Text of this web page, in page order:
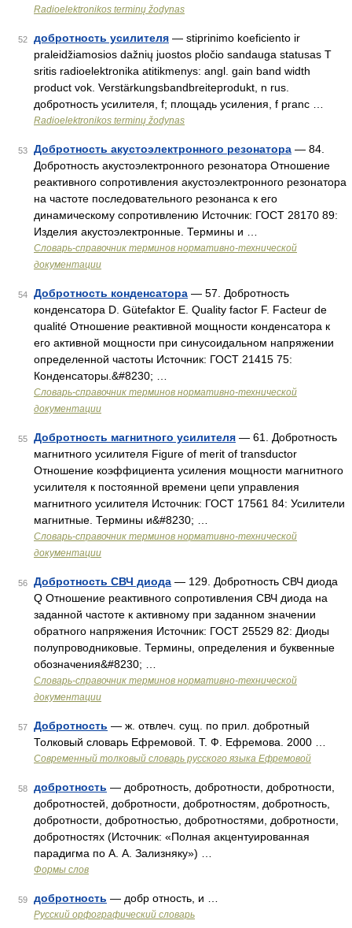
Radioelektronikos terminų žodynas
52 добротность усилителя — stiprinimo koeficiento ir
praleidžiamosios dažnių juostos pločio sandauga statusas T
sritis radioelektronika atitikmenys: angl. gain band width
product vok. Verstärkungsbandbreiteprodukt, n rus.
добротность усилителя, f; площадь усиления, f pranc …
Radioelektronikos terminų žodynas
53 Добротность акустоэлектронного резонатора — 84.
Добротность акустоэлектронного резонатора Отношение
реактивного сопротивления акустоэлектронного резонатора
на частоте последовательного резонанса к его
динамическому сопротивлению Источник: ГОСТ 28170 89:
Изделия акустоэлектронные. Термины и …
Словарь-справочник терминов нормативно-технической
документации
54 Добротность конденсатора — 57. Добротность
конденсатора D. Gütefaktor E. Quality factor F. Facteur de
qualité Отношение реактивной мощности конденсатора к
его активной мощности при синусоидальном напряжении
определенной частоты Источник: ГОСТ 21415 75:
Конденсаторы.&#8230; …
Словарь-справочник терминов нормативно-технической
документации
55 Добротность магнитного усилителя — 61. Добротность
магнитного усилителя Figure of merit of transductor
Отношение коэффициента усиления мощности магнитного
усилителя к постоянной времени цепи управления
магнитного усилителя Источник: ГОСТ 17561 84: Усилители
магнитные. Термины и&#8230; …
Словарь-справочник терминов нормативно-технической
документации
56 Добротность СВЧ диода — 129. Добротность СВЧ диода
Q Отношение реактивного сопротивления СВЧ диода на
заданной частоте к активному при заданном значении
обратного напряжения Источник: ГОСТ 25529 82: Диоды
полупроводниковые. Термины, определения и буквенные
обозначения&#8230; …
Словарь-справочник терминов нормативно-технической
документации
57 Добротность — ж. отвлеч. сущ. по прил. добротный
Толковый словарь Ефремовой. Т. Ф. Ефремова. 2000 …
Современный толковый словарь русского языка Ефремовой
58 добротность — добротность, добротности, добротности,
добротностей, добротности, добротностям, добротность,
добротности, добротностью, добротностями, добротности,
добротностях (Источник: «Полная акцентуированная
парадигма по А. А. Зализняку») …
Формы слов
59 добротность — добр отность, и …
Русский орфографический словарь